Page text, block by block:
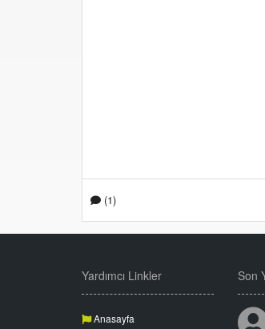
(1)
Yardımcı Linkler
Anasayfa
Son